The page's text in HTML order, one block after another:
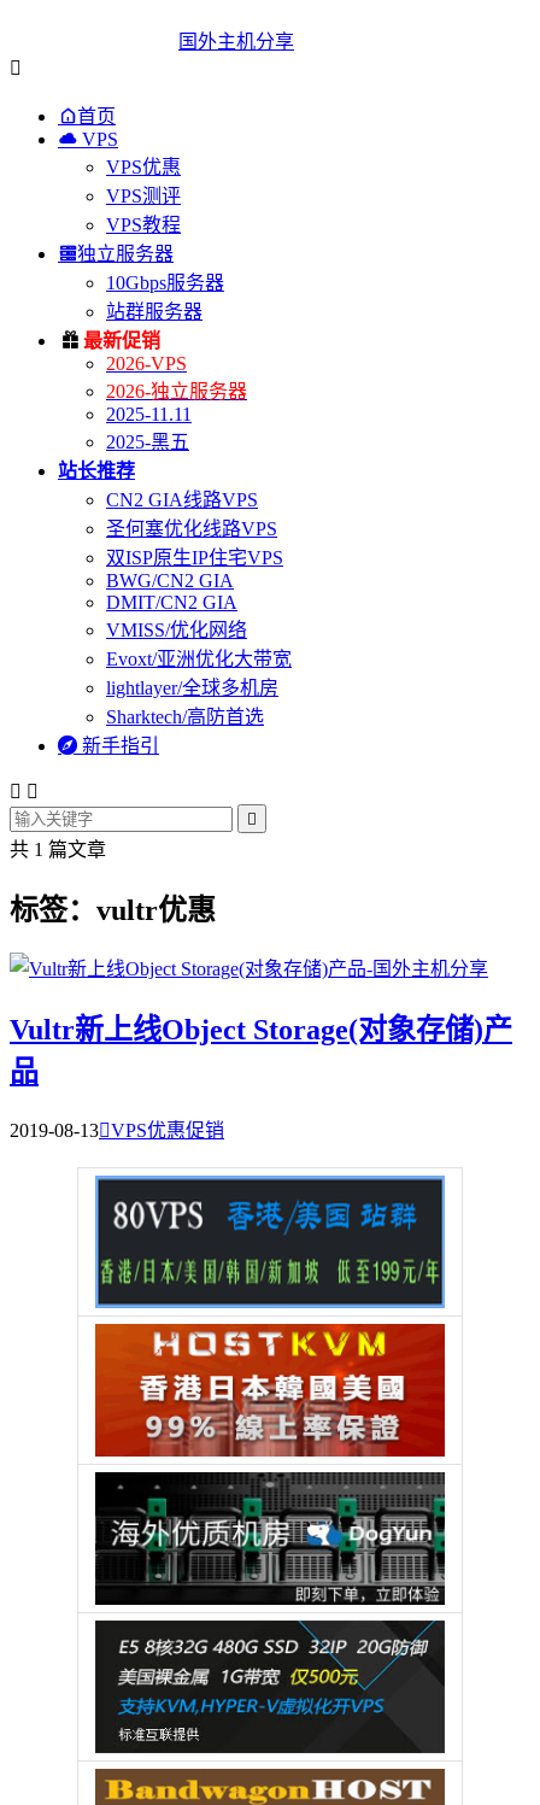
国外主机分享

首页
 VPS
VPS优惠
VPS测评
VPS教程
独立服务器
10Gbps服务器
站群服务器
 最新促销
2026-VPS
2026-独立服务器
2025-11.11
2025-黑五
站长推荐
CN2 GIA线路VPS
圣何塞优化线路VPS
双ISP原生IP住宅VPS
BWG/CN2 GIA
DMIT/CN2 GIA
VMISS/优化网络
Evoxt/亚洲优化大带宽
lightlayer/全球多机房
Sharktech/高防首选
 新手指引
 

共 1 篇文章
标签：vultr优惠
Vultr新上线Object Storage(对象存储)产
品
2019-08-13VPS优惠促销